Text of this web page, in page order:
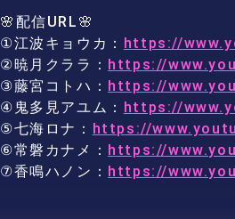
🌸配信URL🌸
①江波キョウカ： https://
②暁月クララ： https://
③藤宮コトハ： https://
④鬼多見アユム： https://
⑤七海ロナ： https://
⑥常磐カナメ： https://
⑦香鳴ハノン： https://